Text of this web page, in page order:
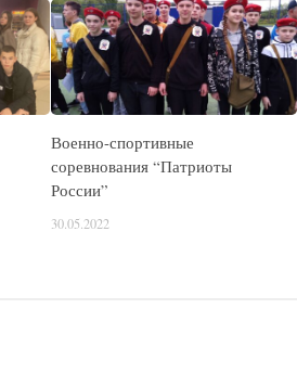
Военно-спортивные
соревнования “Патриоты
России”
30.05.2022